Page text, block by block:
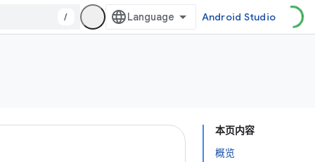
/ Android Studio
本页内容
概览